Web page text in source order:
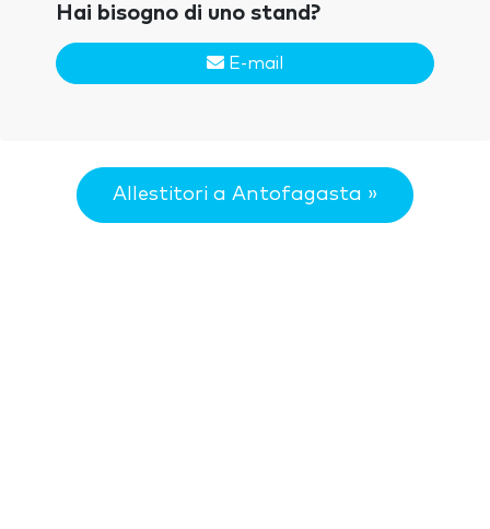
Hai bisogno di uno stand?
E-mail
Allestitori a Antofagasta »